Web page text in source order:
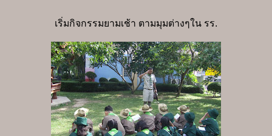
เริ่มกิจกรรมยามเช้า ตามมุมต่างๆใน รร.